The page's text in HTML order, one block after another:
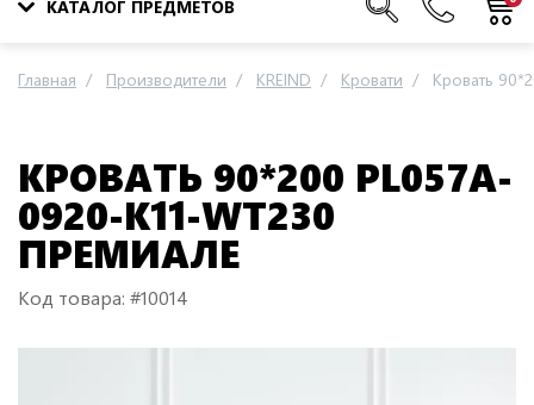
КАТАЛОГ ПРЕДМЕТОВ
Главная Производители KREIND Кровати Кровать
КРОВАТЬ 90*200 PL057A-
0920-K11-WT230
ПРЕМИАЛЕ
Код товара: #10014